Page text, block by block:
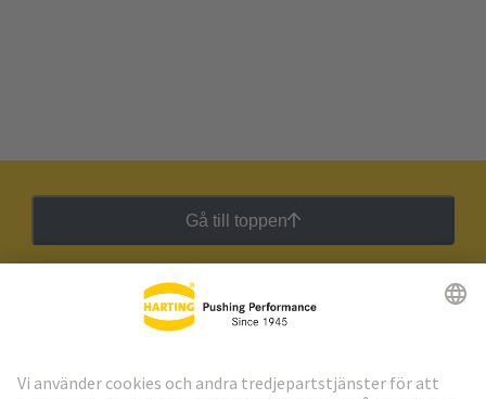
Gå till toppen
HARTING:s nyhetsbrev